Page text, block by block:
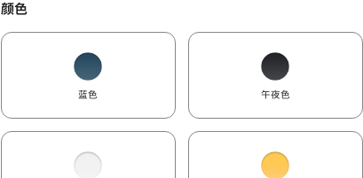
颜色
蓝色 午夜色